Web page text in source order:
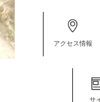
アクセス情報
サ